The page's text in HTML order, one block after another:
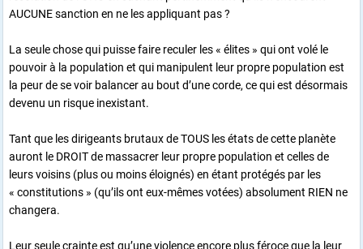
AUCUNE sanction en ne les appliquant pas ?
La seule chose qui puisse faire reculer les « élites » qui ont volé le
pouvoir à la population et qui manipulent leur propre population est
la peur de se voir balancer au bout d’une corde, ce qui est désormais
devenu un risque inexistant.
Tant que les dirigeants brutaux de TOUS les états de cette planète
auront le DROIT de massacrer leur propre population et celles de
leurs voisins (plus ou moins éloignés) en étant protégés par les
« constitutions » (qu’ils ont eux-mêmes votées) absolument RIEN ne
changera.
Leur seule crainte est qu’une violence encore plus féroce que la leur